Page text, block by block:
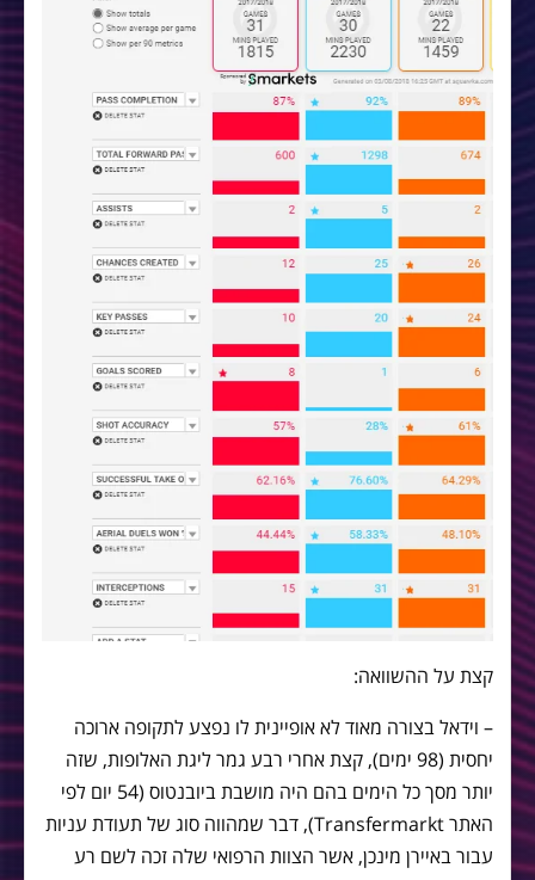
קצת על ההשוואה:
– וידאל בצורה מאוד לא אופיינית לו נפצע לתקופה ארוכה
יחסית (98 ימים), קצת אחרי רבע גמר ליגת האלופות, שזה
יותר מסך כל הימים בהם היה מושבת ביובנטוס (54 יום לפי
האתר Transfermarkt), דבר שמהווה סוג של תעודת עניות
עבור באיירן מינכן, אשר הצוות הרפואי שלה זכה לשם רע